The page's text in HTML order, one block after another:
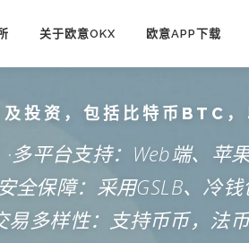
关于欧意OKX 欧意APP下载
投资，包括比特币BTC
·多平台支持：Web端、苹
全保障：采用GSLB、冷
易多样性：支持币币，法